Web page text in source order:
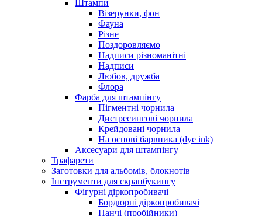
Штампи
Візерунки, фон
Фауна
Різне
Поздоровляємо
Надписи різноманітні
Надписи
Любов, дружба
Флора
Фарба для штампінгу
Пігментні чорнила
Дистресингові чорнила
Крейдовані чорнила
На основі барвника (dye ink)
Аксесуари для штампінгу
Трафарети
Заготовки для альбомів, блокнотів
Інструменти для скрапбукингу
Фігурні діркопробивачі
Бордюрні діркопробивачі
Панчі (пробійники)